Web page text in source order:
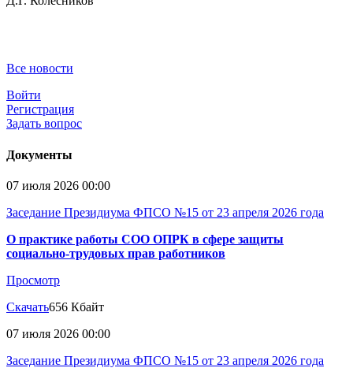
Все новости
Войти
Регистрация
Задать вопрос
Документы
07 июля 2026 00:00
Заседание Президиума ФПСО №15 от 23 апреля 2026 года
О практике работы СОО ОПРК в сфере защиты
социально-трудовых прав работников
Просмотр
Скачать656 Кбайт
07 июля 2026 00:00
Заседание Президиума ФПСО №15 от 23 апреля 2026 года